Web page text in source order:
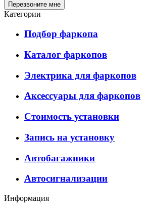
Перезвоните мне
Категории
Подбор фаркопа
Каталог фаркопов
Электрика для фаркопов
Аксессуары для фаркопов
Стоимость установки
Запись на установку
Автобагажники
Автосигнализации
Информация